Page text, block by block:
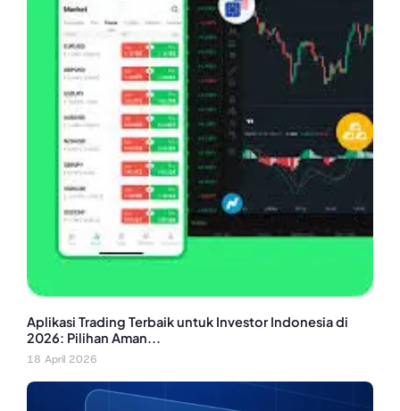
Aplikasi Trading Terbaik untuk Investor Indonesia di
2026: Pilihan Aman...
18 April 2026